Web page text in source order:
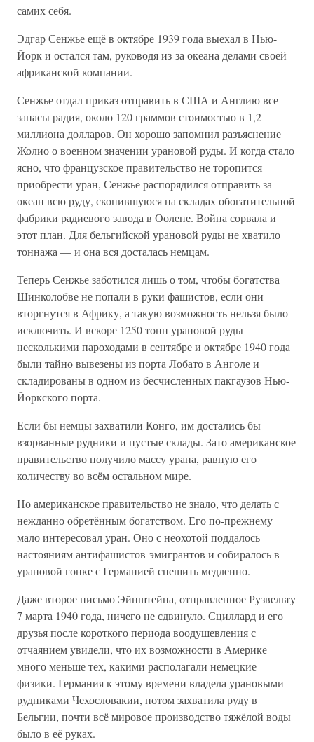
самих себя.
Эдгар Сенжье ещё в октябре 1939 года выехал в Нью-
Йорк и остался там, руководя из-за океана делами своей
африканской компании.
Сенжье отдал приказ отправить в США и Англию все
запасы радия, около 120 граммов стоимостью в 1,2
миллиона долларов. Он хорошо запомнил разъяснение
Жолио о военном значении урановой руды. И когда стало
ясно, что французское правительство не торопится
приобрести уран, Сенжье распорядился отправить за
океан всю руду, скопившуюся на складах обогатительной
фабрики радиевого завода в Оолене. Война сорвала и
этот план. Для бельгийской урановой руды не хватило
тоннажа — и она вся досталась немцам.
Теперь Сенжье заботился лишь о том, чтобы богатства
Шинколобве не попали в руки фашистов, если они
вторгнутся в Африку, а такую возможность нельзя было
исключить. И вскоре 1250 тонн урановой руды
несколькими пароходами в сентябре и октябре 1940 года
были тайно вывезены из порта Лобато в Анголе и
складированы в одном из бесчисленных пакгаузов Нью-
Йоркского порта.
Если бы немцы захватили Конго, им достались бы
взорванные рудники и пустые склады. Зато американское
правительство получило массу урана, равную его
количеству во всём остальном мире.
Но американское правительство не знало, что делать с
нежданно обретённым богатством. Его по-прежнему
мало интересовал уран. Оно с неохотой поддалось
настояниям антифашистов-эмигрантов и собиралось в
урановой гонке с Германией спешить медленно.
Даже второе письмо Эйнштейна, отправленное Рузвельту
7 марта 1940 года, ничего не сдвинуло. Сциллард и его
друзья после короткого периода воодушевления с
отчаянием увидели, что их возможности в Америке
много меньше тех, какими располагали немецкие
физики. Германия к этому времени владела урановыми
рудниками Чехословакии, потом захватила руду в
Бельгии, почти всё мировое производство тяжёлой воды
было в её руках.